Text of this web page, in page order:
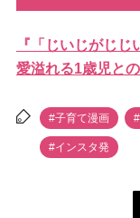
『「じいじがじ
愛溢れる1歳児と
#子育て漫画
#インスタ発